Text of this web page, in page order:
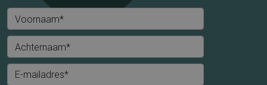
Voornaam*
Achternaam*
E-mailadres*